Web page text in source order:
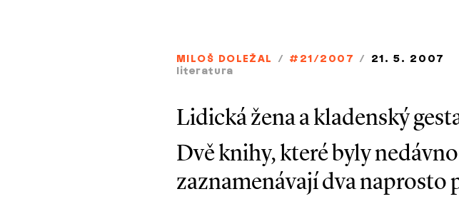
MILOŠ DOLEŽAL / #21/2007 /
21. 5. 2007
literatura
Lidická žena a kladenský
Dvě knihy, které byly
zaznamenávají dva